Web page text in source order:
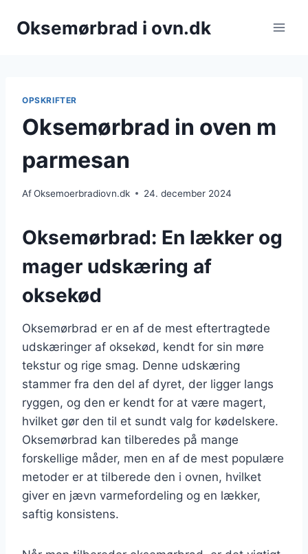
Oksemørbrad i ovn.dk
OPSKRIFTER
Oksemørbrad in oven m
parmesan
AfOksemoerbradiovn.dk 24. december 2024
Oksemørbrad: En lækker og
mager udskæring af
oksekød
Oksemørbrad er en af de mest eftertragtede
udskæringer af oksekød, kendt for sin møre
tekstur og rige smag. Denne udskæring
stammer fra den del af dyret, der ligger langs
ryggen, og den er kendt for at være magert,
hvilket gør den til et sundt valg for kødelskere.
Oksemørbrad kan tilberedes på mange
forskellige måder, men en af de mest populære
metoder er at tilberede den i ovnen, hvilket
giver en jævn varmefordeling og en lækker,
saftig konsistens.